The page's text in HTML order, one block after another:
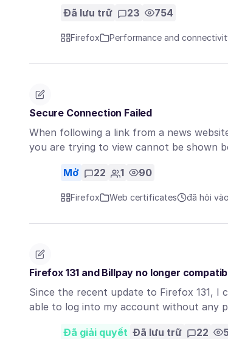
Đã lưu trữ 23 754
Firefox Performance and
Secure Connection Failed
When following a link from a news
you are trying to view cannot be shown
Mở 22 1 90
Firefox Web certificates đã hỏi
Firefox 131 and Billpay no longer
Since the recent update to Firefox 131, I
able to log into my account without any
Đã giải quyết Đã lưu trữ 22